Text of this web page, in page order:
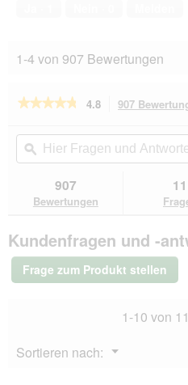
1-4 von 907 Bewertungen
★★★★★
★★★★★
5
lesen
GOURMET
Raffiniertes
Ragout
12x85
4.8 907
Hier
Fragen
und
Antworten
durchsuchen
ϙ
907
Bewertungen
11
Kundenfragen und -
Frage zum Produkt stellen
1-10 von
Sortieren nach:
▼
Menü